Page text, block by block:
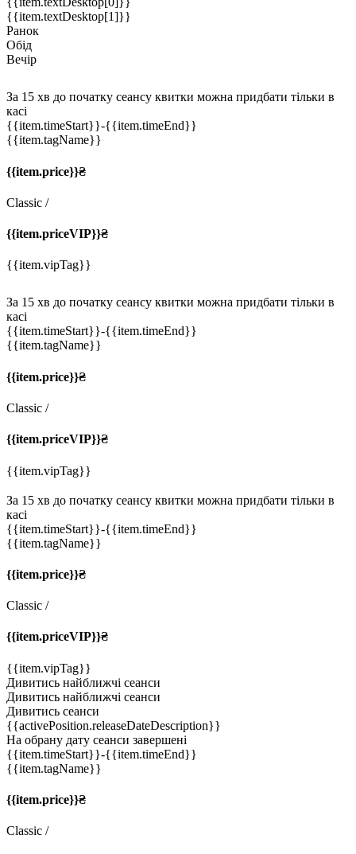
{{item.textDesktop[1]}}
Ранок
Обід
Вечір
За 15 хв до початку сеансу квитки можна придбати тільки в
касі
{{item.timeStart}}-{{item.timeEnd}}
{{item.tagName}}
{{item.price}}₴
Classic /
{{item.priceVIP}}₴
{{item.vipTag}}
За 15 хв до початку сеансу квитки можна придбати тільки в
касі
{{item.timeStart}}-{{item.timeEnd}}
{{item.tagName}}
{{item.price}}₴
Classic /
{{item.priceVIP}}₴
{{item.vipTag}}
За 15 хв до початку сеансу квитки можна придбати тільки в
касі
{{item.timeStart}}-{{item.timeEnd}}
{{item.tagName}}
{{item.price}}₴
Classic /
{{item.priceVIP}}₴
{{item.vipTag}}
Дивитись найближчі сеанси
Дивитись найближчі сеанси
Дивитись сеанси
{{activePosition.releaseDateDescription}}
На обрану дату сеанси завершені
{{item.timeStart}}-{{item.timeEnd}}
{{item.tagName}}
{{item.price}}₴
Classic /